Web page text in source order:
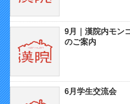
9月｜漢院内モン
のご案内
6月学生交流会